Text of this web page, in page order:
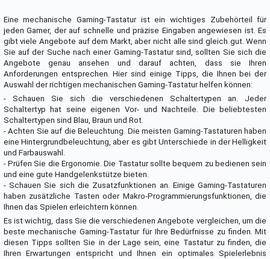
Eine mechanische Gaming-Tastatur ist ein wichtiges Zubehörteil für
jeden Gamer, der auf schnelle und präzise Eingaben angewiesen ist. Es
gibt viele Angebote auf dem Markt, aber nicht alle sind gleich gut. Wenn
Sie auf der Suche nach einer Gaming-Tastatur sind, sollten Sie sich die
Angebote genau ansehen und darauf achten, dass sie Ihren
Anforderungen entsprechen. Hier sind einige Tipps, die Ihnen bei der
Auswahl der richtigen mechanischen Gaming-Tastatur helfen können:
- Schauen Sie sich die verschiedenen Schaltertypen an. Jeder
Schaltertyp hat seine eigenen Vor- und Nachteile. Die beliebtesten
Schaltertypen sind Blau, Braun und Rot.
- Achten Sie auf die Beleuchtung. Die meisten Gaming-Tastaturen haben
eine Hintergrundbeleuchtung, aber es gibt Unterschiede in der Helligkeit
und Farbauswahl.
- Prüfen Sie die Ergonomie. Die Tastatur sollte bequem zu bedienen sein
und eine gute Handgelenkstütze bieten.
- Schauen Sie sich die Zusatzfunktionen an. Einige Gaming-Tastaturen
haben zusätzliche Tasten oder Makro-Programmierungsfunktionen, die
Ihnen das Spielen erleichtern können.
Es ist wichtig, dass Sie die verschiedenen Angebote vergleichen, um die
beste mechanische Gaming-Tastatur für Ihre Bedürfnisse zu finden. Mit
diesen Tipps sollten Sie in der Lage sein, eine Tastatur zu finden, die
Ihren Erwartungen entspricht und Ihnen ein optimales Spielerlebnis